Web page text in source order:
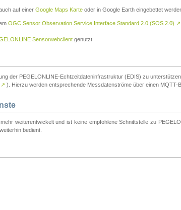
auf einer Google Maps Karte oder in Google Earth eingebettet
OGC Sensor Observation Service Interface Standard 2.0 (SOS 2.0) ↗
Sensorwebclient genutzt.
der PEGELONLINE-Echtzeitdateninfrastruktur (EDIS) zu
↗ ). Hierzu werden entsprechende Messdatenströme über einen MQTT-
weiterentwickelt und ist keine empfohlene Schnittstelle zu
bedient.